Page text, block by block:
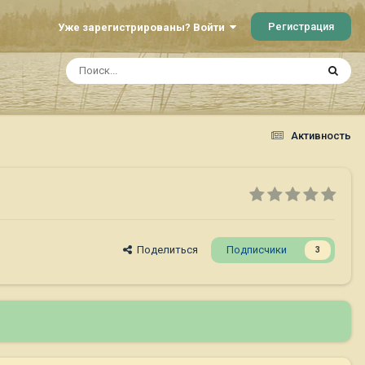
Уже зарегистрированы? Войти Регистрация
Активность
Поделиться Подписчики 3